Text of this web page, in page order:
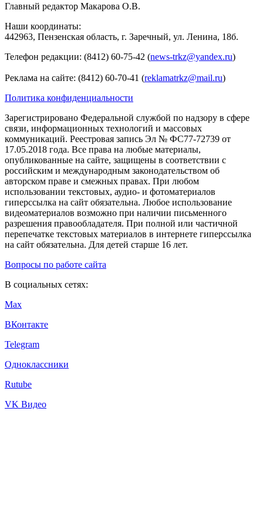
Главный редактор Макарова О.В.
Наши координаты:
442963, Пензенская область, г. Заречный, ул. Ленина, 18б.
Телефон редакции: (8412) 60-75-42 (news-trkz@yandex.ru)
Реклама на сайте: (8412) 60-70-41 (reklamatrkz@mail.ru)
Политика конфиденциальности
Зарегистрировано Федеральной службой по надзору в сфере
связи, информационных технологий и массовых
коммуникаций. Реестровая запись Эл № ФС77-72739 от
17.05.2018 года. Все права на любые материалы,
опубликованные на сайте, защищены в соответствии с
российским и международным законодательством об
авторском праве и смежных правах. При любом
использовании текстовых, аудио- и фотоматериалов
гиперссылка на сайт обязательна. Любое использование
видеоматериалов возможно при наличии письменного
разрешения правообладателя. При полной или частичной
перепечатке текстовых материалов в интернете гиперссылка
на сайт обязательна. Для детей старше 16 лет.
Вопросы по работе сайта
В социальных сетях:
Max
ВКонтакте
Telegram
Одноклассники
Rutube
VK Видео